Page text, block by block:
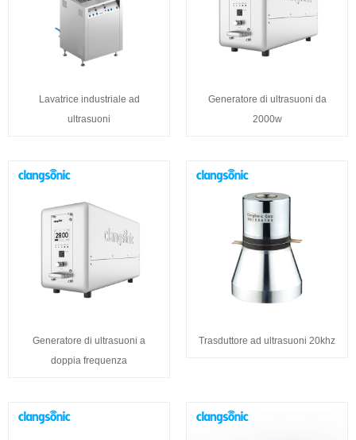
Lavatrice industriale ad
ultrasuoni
Generatore di ultrasuoni da
2000w
Generatore di ultrasuoni a
doppia frequenza
Trasduttore ad ultrasuoni 20khz